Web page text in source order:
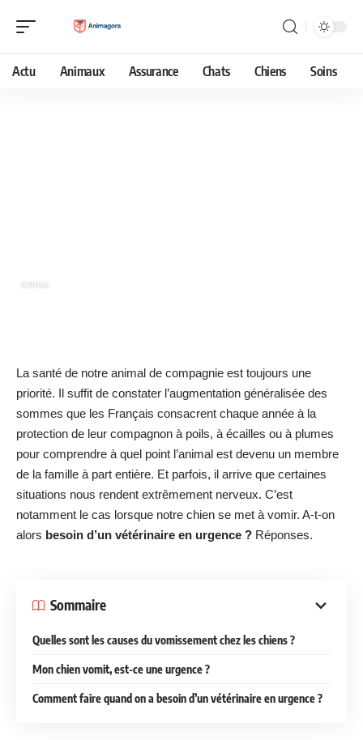
Actu Animaux Assurance Chats Chiens Soins
SOINS
La santé de notre animal de compagnie est toujours une
priorité. Il suffit de constater l’augmentation généralisée des
sommes que les Français consacrent chaque année à la
protection de leur compagnon à poils, à écailles ou à plumes
pour comprendre à quel point l’animal est devenu un membre
de la famille à part entière. Et parfois, il arrive que certaines
situations nous rendent extrêmement nerveux. C’est
notamment le cas lorsque notre chien se met à vomir. A-t-on
alors besoin d’un vétérinaire en urgence ? Réponses.
Sommaire
Quelles sont les causes du vomissement chez les chiens ?
Mon chien vomit, est-ce une urgence ?
Comment faire quand on a besoin d’un vétérinaire en urgence ?